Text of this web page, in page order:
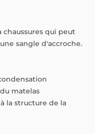
chaussures qui peut
sangle d'accroche.
du matelas
à la structure de la